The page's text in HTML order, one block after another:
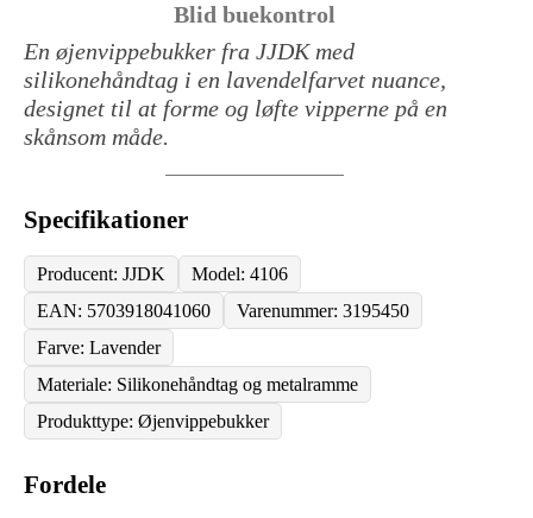
Blid buekontrol
En øjenvippebukker fra JJDK med
silikonehåndtag i en lavendelfarvet nuance,
designet til at forme og løfte vipperne på en
skånsom måde.
Fordele
Specifikationer
Producent: JJDK
Model: 4106
EAN: 5703918041060
Varenummer: 3195450
Farve: Lavender
Materiale: Silikonehåndtag og metalramme
Produkttype: Øjenvippebukker